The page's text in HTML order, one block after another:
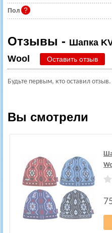
Пол
Отзывы - Шапка
Wool
Оставить отзыв
Будьте первым, кто оставил отзыв.
Вы смотрели